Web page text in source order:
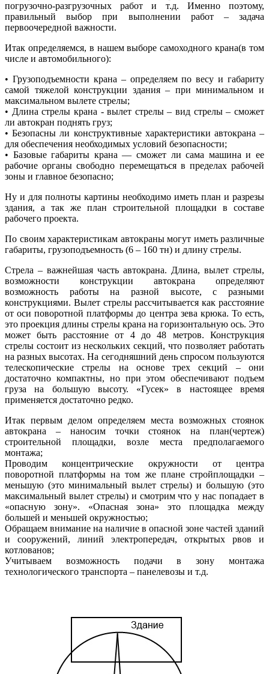
погрузочно-разгрузочных работ и т.д. Именно поэтому,
правильный выбор при выполнении работ – задача
первоочередной важности.
Итак определяемся, в нашем выборе самоходного крана(в том
числе и автомобильного):
• Грузоподъемности крана – определяем по весу и габариту
самой тяжелой конструкции здания – при минимальном и
максимальном вылете стрелы;
• Длина стрелы крана - вылет стрелы – вид стрелы – сможет
ли автокран поднять груз;
• Безопасны ли конструктивные характеристики автокрана –
для обеспечения необходимых условий безопасности;
• Базовые габариты крана — сможет ли сама машина и ее
рабочие органы свободно перемещаться в пределах рабочей
зоны и главное безопасно;
Ну и для полноты картины необходимо иметь план и разрезы
здания, а так же план строительной площадки в составе
рабочего проекта.
По своим характеристикам автокраны могут иметь различные
габариты, грузоподъемность (6 – 160 тн) и длину стрелы.
Стрела – важнейшая часть автокрана. Длина, вылет стрелы,
возможности конструкции автокрана определяют
возможность работы на разной высоте, с разными
конструкциями. Вылет стрелы рассчитывается как расстояние
от оси поворотной платформы до центра зева крюка. То есть,
это проекция длины стрелы крана на горизонтальную ось. Это
может быть расстояние от 4 до 48 метров. Конструкция
стрелы состоит из нескольких секций, что позволяет работать
на разных высотах. На сегодняшний день спросом пользуются
телескопические стрелы на основе трех секций – они
достаточно компактны, но при этом обеспечивают подъем
груза на большую высоту. «Гусек» в настоящее время
применяется достаточно редко.
Итак первым делом определяем места возможных стоянок
автокрана – наносим точки стоянок на план(чертеж)
строительной площадки, возле места предполагаемого
монтажа;
Проводим концентрические окружности от центра
поворотной платформы на том же плане стройплощадки –
меньшую (это минимальный вылет стрелы) и большую (это
максимальный вылет стрелы) и смотрим что у нас попадает в
«опасную зону». «Опасная зона» это площадка между
большей и меньшей окружностью;
Обращаем внимание на наличие в опасной зоне частей зданий
и сооружений, линий электропередач, открытых рвов и
котлованов;
Учитываем возможность подачи в зону монтажа
технологического транспорта – панелевозы и т.д.